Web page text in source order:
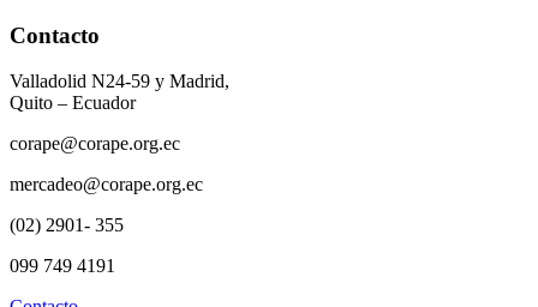
Contacto
Valladolid N24-59 y Madrid,
Quito – Ecuador
corape@corape.org.ec
mercadeo@corape.org.ec
(02) 2901- 355
099 749 4191